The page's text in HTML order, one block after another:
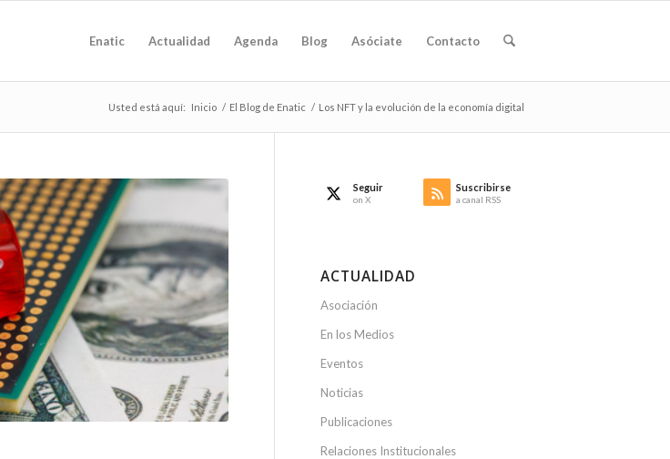
Enatic Actualidad Agenda Blog Asóciate Contacto
Usted está aquí: Inicio / El Blog de Enatic / Los NFT y la evolución de la economía digital
Seguir
on X
Suscribirse
a canal RSS
ACTUALIDAD
Asociación
En los Medios
Eventos
Noticias
Publicaciones
Relaciones Institucionales